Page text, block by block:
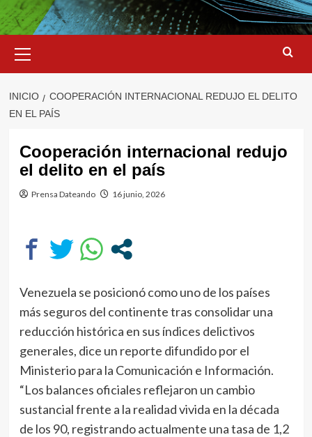
primario
INICIO
COOPERACIÓN INTERNACIONAL REDUJO EL DELITO
EN EL PAÍS
Cooperación internacional redujo
el delito en el país
Prensa Dateando 16 junio, 2026
Venezuela se posicionó como uno de los países
más seguros del continente tras consolidar una
reducción histórica en sus índices delictivos
generales, dice un reporte difundido por el
Ministerio para la Comunicación e Información.
“Los balances oficiales reflejaron un cambio
sustancial frente a la realidad vivida en la década
de los 90, registrando actualmente una tasa de 1,2